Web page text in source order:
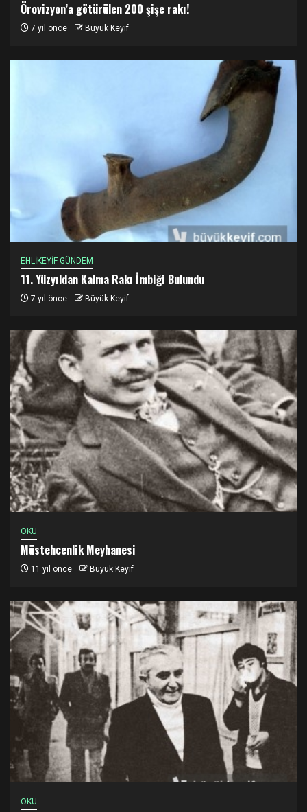
Örovizyon’a götürülen 200 şişe rakı!
7 yıl önce Büyük Keyif
EHLİKEYİF GÜNDEM
11. Yüzyıldan Kalma Rakı İmbiği Bulundu
7 yıl önce Büyük Keyif
OKU
Müstehcenlik Meyhanesi
11 yıl önce Büyük Keyif
OKU